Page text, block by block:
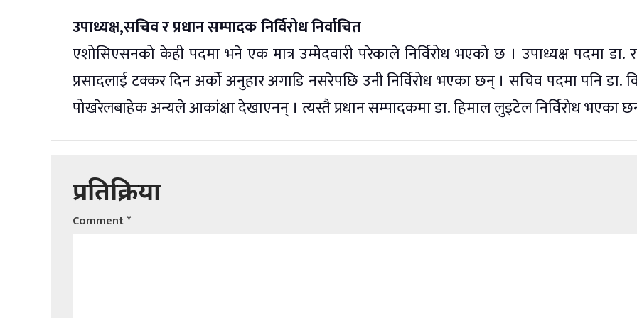
उपाध्यक्ष,सचिव र प्रधान सम्पादक निर्विरोध निर्वाचित
एशोसिएसनको केही पदमा भने एक मात्र उम्मेदवारी परेकाले निर्विरोध भएको छ । उपाध्यक्ष पदमा डा.
प्रसादलाई टक्कर दिन अर्को अनुहार अगाडि नसरेपछि उनी निर्विरोध भएका छन् । सचिव पदमा पनि डा.
पोखरेलबाहेक अन्यले आकांक्षा देखाएनन् । त्यस्तै प्रधान सम्पादकमा डा. हिमाल लुइटेल निर्विरोध भएका
प्रतिक्रिया
Comment*